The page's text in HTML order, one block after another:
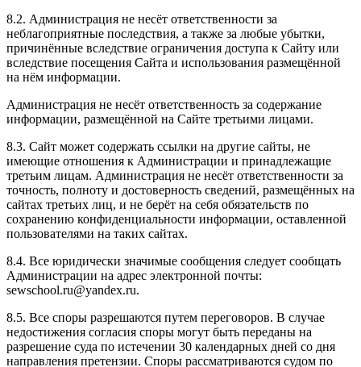
8.2. Администрация не несёт ответственности за
неблагоприятные последствия, а также за любые убытки,
причинённые вследствие ограничения доступа к Сайту или
вследствие посещения Сайта и использования размещённой
на нём информации.
Администрация не несёт ответственность за содержание
информации, размещённой на Сайте третьими лицами.
8.3. Сайт может содержать ссылки на другие сайты, не
имеющие отношения к Администрации и принадлежащие
третьим лицам. Администрация не несёт ответственности за
точность, полноту и достоверность сведений, размещённых на
сайтах третьих лиц, и не берёт на себя обязательств по
сохранению конфиденциальности информации, оставленной
пользователями на таких сайтах.
8.4. Все юридически значимые сообщения следует сообщать
Администрации на адрес электронной почты:
sewschool.ru@yandex.ru.
8.5. Все споры разрешаются путем переговоров. В случае
недостижения согласия споры могут быть переданы на
разрешение суда по истечении 30 календарных дней со дня
направления претензии. Споры рассматриваются судом по